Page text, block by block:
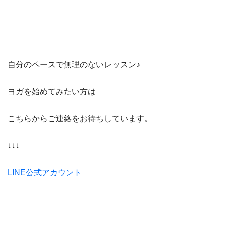
自分のペースで無理のないレッスン♪
ヨガを始めてみたい方は
こちらからご連絡をお待ちしています。
↓↓↓
LINE公式アカウント